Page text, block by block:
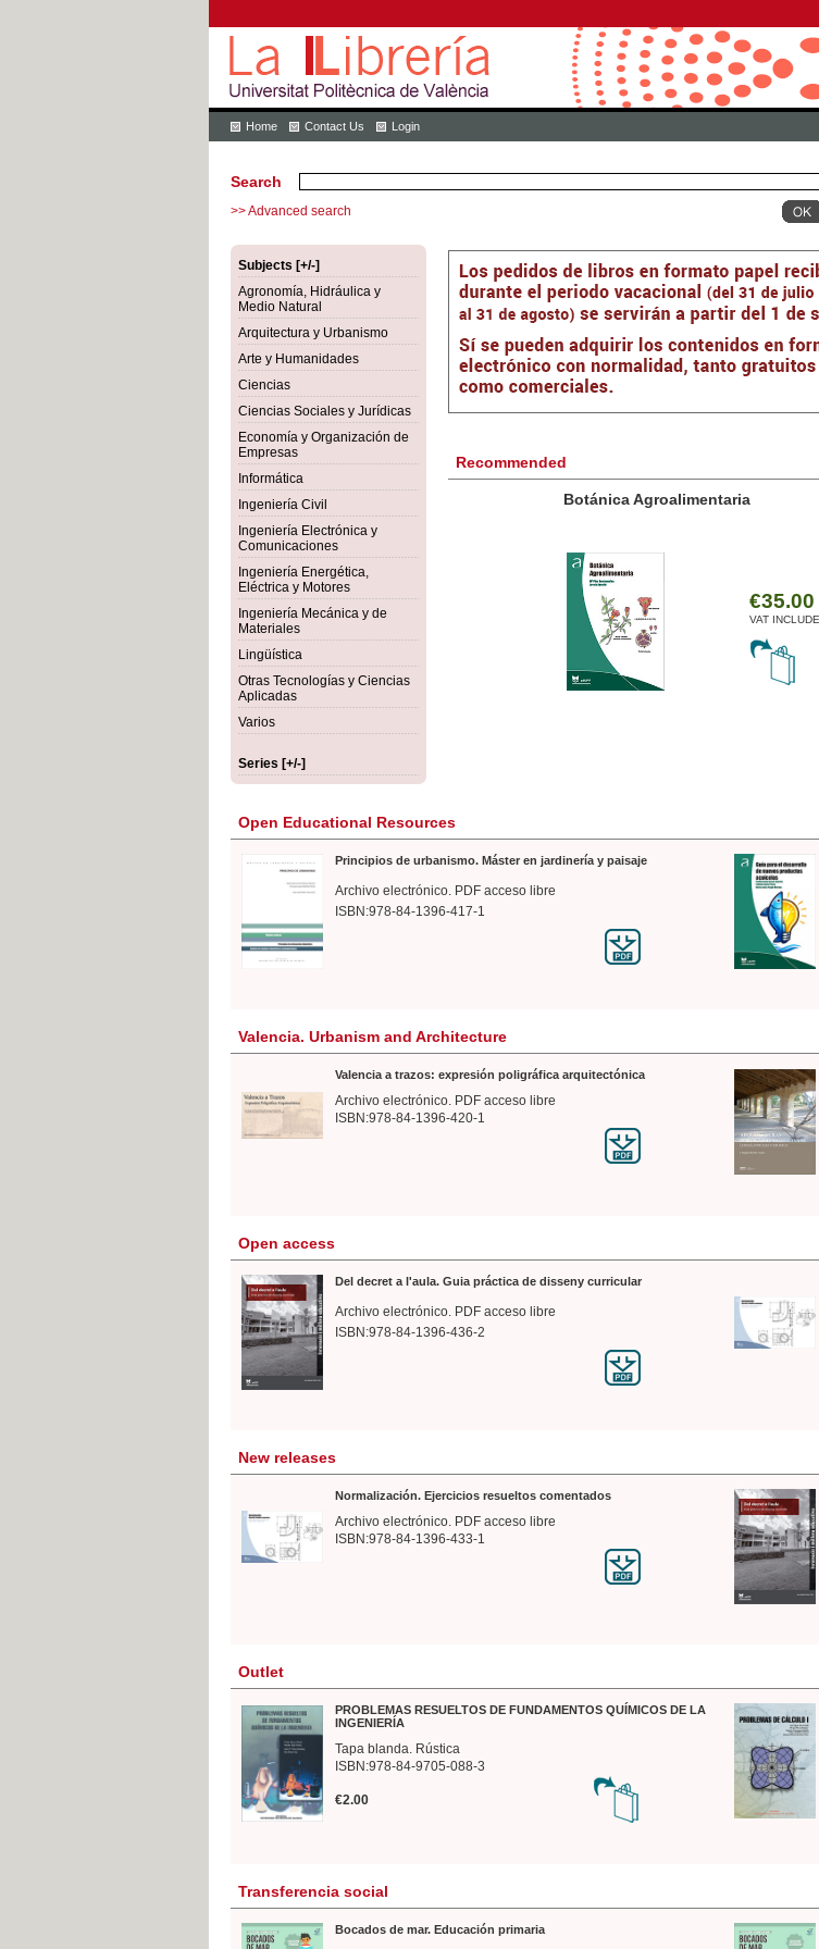
Home Contact Us Login
Search
>> Advanced search
Subjects [+/-]
Agronomía, Hidráulica y
Medio Natural
Arquitectura y Urbanismo
Arte y Humanidades
Ciencias
Ciencias Sociales y Jurídicas
Economía y Organización de
Empresas
Informática
Ingeniería Civil
Ingeniería Electrónica y
Comunicaciones
Ingeniería Energética,
Eléctrica y Motores
Ingeniería Mecánica y de
Materiales
Lingüística
Otras Tecnologías y Ciencias
Aplicadas
Varios
Series [+/-]
Recommended
Botánica Agroalimentaria
€35.00
VAT INCLUDED
Open Educational Resources
Principios de urbanismo. Máster en jardinería y paisaje
Archivo electrónico. PDF acceso libre
ISBN:978-84-1396-417-1
Valencia. Urbanism and Architecture
Valencia a trazos: expresión poligráfica arquitectónica
Archivo electrónico. PDF acceso libre
ISBN:978-84-1396-420-1
Open access
Del decret a l'aula. Guia práctica de disseny curricular
Archivo electrónico. PDF acceso libre
ISBN:978-84-1396-436-2
New releases
Normalización. Ejercicios resueltos comentados
Archivo electrónico. PDF acceso libre
ISBN:978-84-1396-433-1
Outlet
PROBLEMAS RESUELTOS DE FUNDAMENTOS QUÍMICOS DE LA
INGENIERÍA
Tapa blanda. Rústica
ISBN:978-84-9705-088-3
€2.00
Transferencia social
Bocados de mar. Educación primaria